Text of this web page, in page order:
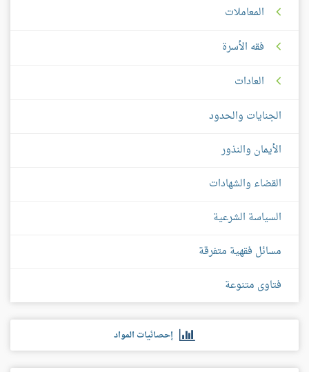
المعاملات
فقه الأسرة
العادات
الجنايات والحدود
الأيمان والنذور
القضاء والشهادات
السياسة الشرعية
مسائل فقهية متفرقة
فتاوى متنوعة
إحصائيات المواد